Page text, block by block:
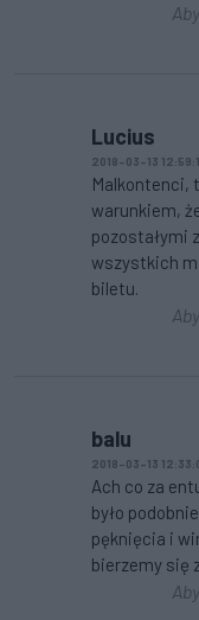
Lucius
2018-03-13
Malkontenci,
warunkiem,
pozostałymi
wszystkich
biletu.
balu
2018-03-13
Ach co za
było
pęknięcia i
bierzemy się